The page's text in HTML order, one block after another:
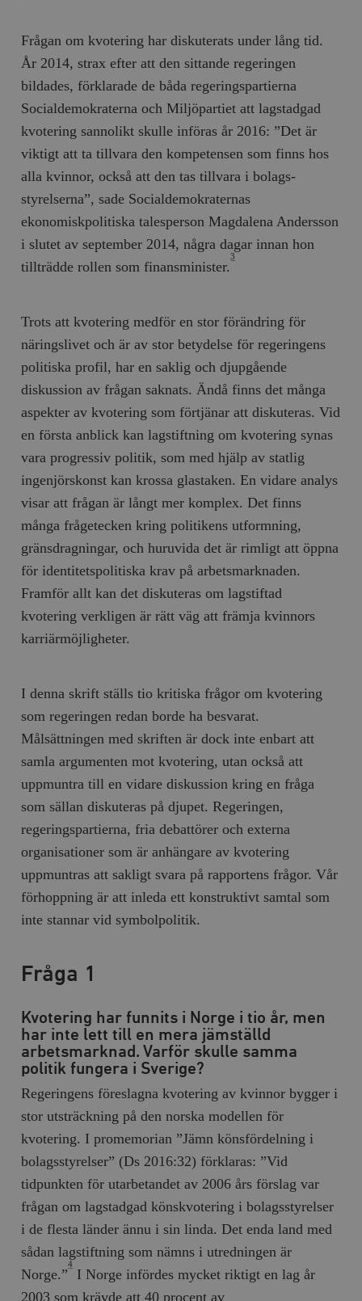
Frågan om kvotering har diskuterats under lång tid.
År 2014, strax efter att den sittande regeringen
bildades, förklarade de båda rege­rings­partierna
Socialdemokraterna och Miljöpartiet att lagstadgad
kvotering sannolikt skulle införas år 2016: ”Det är
viktigt att ta tillvara den kompetensen som finns hos
alla kvinnor, också att den tas tillvara i bolags­
styrelserna”, sade Socialdemokraternas
ekonomiskpolitiska tales­person Magdalena Andersson
i slutet av september 2014, några dagar innan hon
tillträdde rollen som finansminister.
3
Trots att kvotering medför en stor förändring för
näringslivet och är av stor betydelse för regeringens
politiska profil, har en saklig och djupgående
diskussion av frågan saknats. Ändå finns det många
aspekter av kvotering som förtjänar att diskuteras. Vid
en första anblick kan lagstiftning om kvotering synas
vara progressiv politik, som med hjälp av statlig
ingenjörskonst kan krossa glastaken. En vidare analys
visar att frågan är långt mer komplex. Det finns
många frågetecken kring politikens utformning,
gränsdragningar, och huruvida det är rimligt att öppna
för identitetspolitiska krav på arbetsmarknaden.
Framför allt kan det diskuteras om lagstiftad
kvotering verkligen är rätt väg att främja kvinnors
karriärmöjligheter.
I denna skrift ställs tio kritiska frågor om kvotering
som regeringen redan borde ha besvarat.
Målsättningen med skriften är dock inte enbart att
samla argumenten mot kvotering, utan också att
uppmuntra till en vidare diskussion kring en fråga
som sällan diskuteras på djupet. Regeringen,
regeringspartierna, fria debattörer och externa
organisationer som är anhängare av kvotering
uppmuntras att sakligt svara på rapportens frågor. Vår
förhoppning är att inleda ett konstruktivt samtal som
inte stannar vid symbolpolitik.
Fråga 1
Kvotering har funnits i Norge i tio år, men
har inte lett till en mera jämställd
arbetsmarknad. Varför skulle samma
politik fungera i Sverige?
Regeringens föreslagna kvotering av kvinnor bygger i
stor utsträckning på den norska modellen för
kvotering. I promemorian ”Jämn könsfördelning i
bolagsstyrelser” (Ds 2016:32) förklaras: ”Vid
tidpunkten för utarbetandet av 2006 års förslag var
frågan om lagstadgad könskvotering i bolagsstyrelser
i de flesta länder ännu i sin linda. Det enda land med
sådan lagstiftning som nämns i utredningen är
Norge.”
4
I Norge infördes mycket riktigt en lag år
2003 som krävde att 40 procent av